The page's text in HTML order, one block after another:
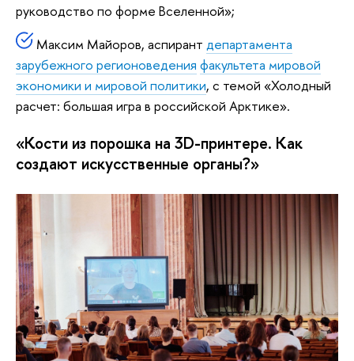
руководство по форме Вселенной»;
Максим Майоров, аспирант департамента
зарубежного регионоведения факультета мировой
экономики и мировой политики, с темой «Холодный
расчет: большая игра в российской Арктике».
«Кости из порошка на 3D-принтере. Как
создают искусственные органы?»